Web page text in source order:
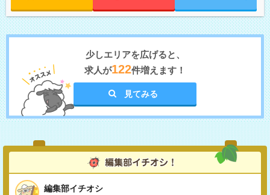
少しエリアを広げると、
求人が122件増えます！
見てみる
編集部イチオシ